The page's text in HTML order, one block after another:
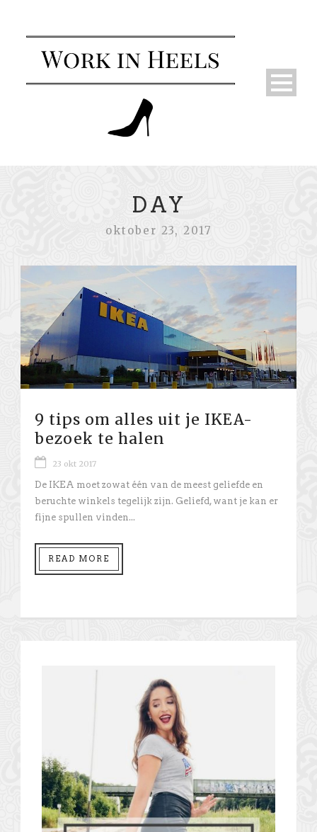
DAY
oktober 23, 2017
9 tips om alles uit je IKEA-
bezoek te halen
23 okt 2017
De IKEA moet zowat één van de meest geliefde en
beruchte winkels tegelijk zijn. Geliefd, want je kan er
fijne spullen vinden...
READ MORE